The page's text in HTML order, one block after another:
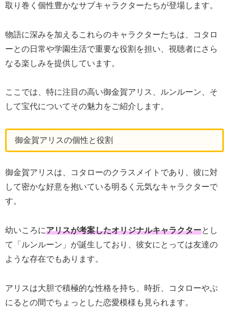
取り巻く個性豊かなサブキャラクターたちが登場します。
物語に深みを加えるこれらのキャラクターたちは、コタロ
ーとの日常や学園生活で重要な役割を担い、視聴者にさら
なる楽しみを提供しています。
ここでは、特に注目の高い御金賀アリス、ルンルーン、そ
して宝代についてその魅力をご紹介します。
御金賀アリスの個性と役割
御金賀アリスは、コタローのクラスメイトであり、彼に対
して密かな好意を抱いている明るく元気なキャラクターで
す。
幼いころにアリスが考案したオリジナルキャラクターとし
て「ルンルーン」が誕生しており、彼女にとっては友達の
ような存在でもあります。
アリスは大胆で積極的な性格を持ち、時折、コタローやぷ
にるとの間でちょっとした恋愛模様も見られます。